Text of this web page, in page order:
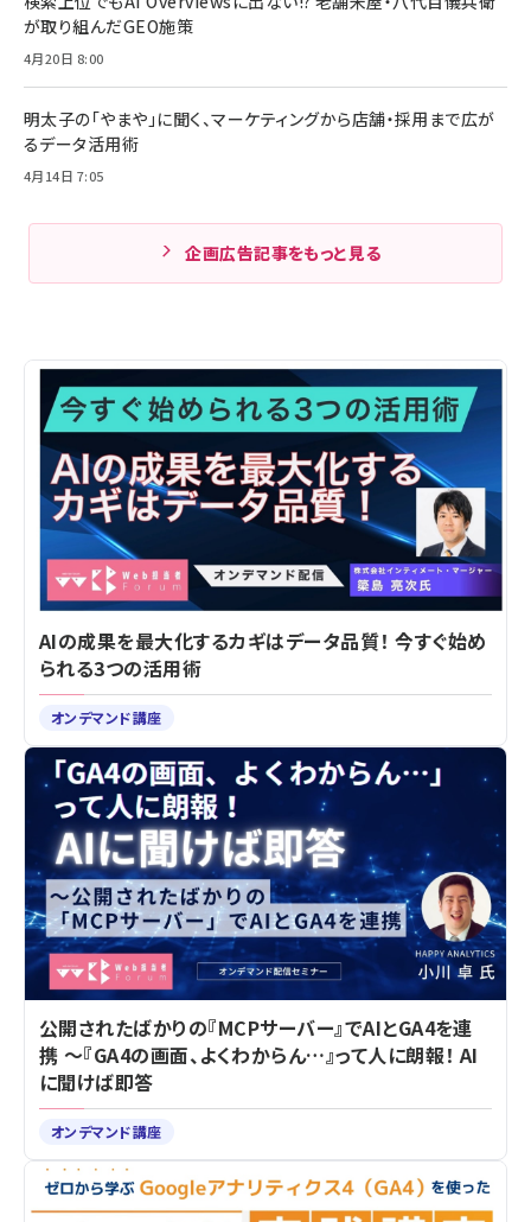
が取り組んだGEO施策
4月20日 8:00
明太子の「やまや」に聞く、マーケティングから店舗・採用まで広が
るデータ活用術
4月14日 7:05
企画広告記事をもっと見る
AIの成果を最大化するカギはデータ品質！ 今すぐ始め
られる3つの活用術
オンデマンド講座
公開されたばかりの『MCPサーバー』でAIとGA4を連
携 ～『GA4の画面、よくわからん…』って人に朗報！ AI
に聞けば即答
オンデマンド講座